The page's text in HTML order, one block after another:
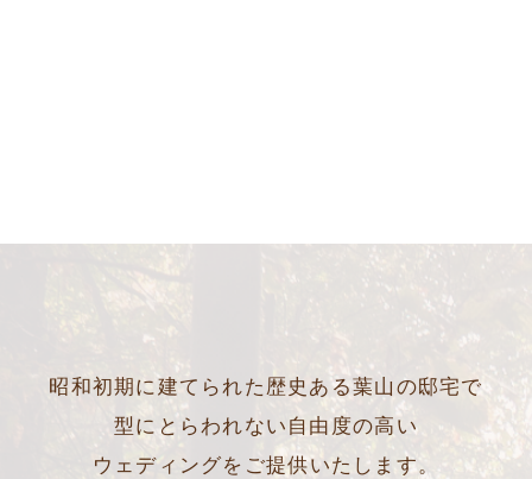
昭和初期に建てられた歴史ある葉山の邸宅で
型にとらわれない自由度の高い
ウェディングをご提供いたします。